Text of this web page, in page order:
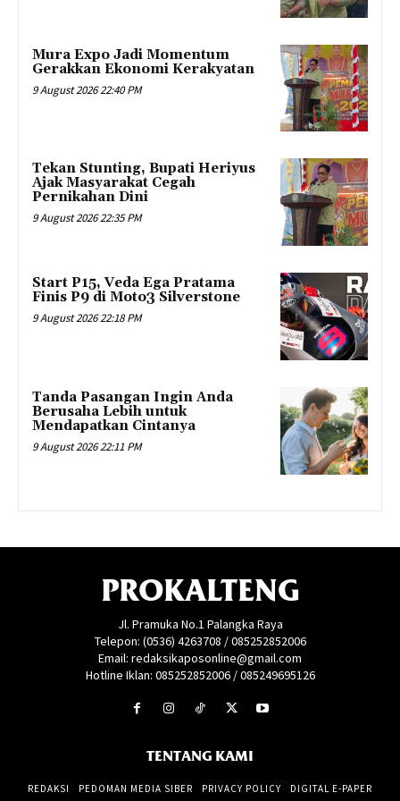
Mura Expo Jadi Momentum
Gerakkan Ekonomi Kerakyatan
9 August 2026 22:40 PM
Tekan Stunting, Bupati Heriyus
Ajak Masyarakat Cegah
Pernikahan Dini
9 August 2026 22:35 PM
Start P15, Veda Ega Pratama
Finis P9 di Moto3 Silverstone
9 August 2026 22:18 PM
Tanda Pasangan Ingin Anda
Berusaha Lebih untuk
Mendapatkan Cintanya
9 August 2026 22:11 PM
PROKALTENG
Jl. Pramuka No.1 Palangka Raya
Telepon: (0536) 4263708 / 085252852006
Email: redaksikaposonline@gmail.com
Hotline Iklan: 085252852006 / 085249695126
TENTANG KAMI
REDAKSI PEDOMAN MEDIA SIBER PRIVACY POLICY DIGITAL E-PAPER